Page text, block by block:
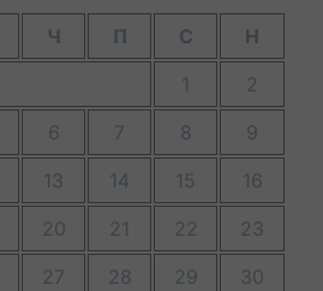
Ч П С
Н
1
2
6 7 8
9
13 14 15
16
20 21 22
23
27 28 29
30